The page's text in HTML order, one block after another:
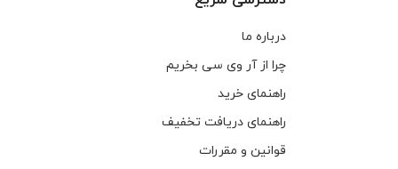
درباره ما
چرا از آر وی سی بخریم
راهنمای خرید
راهنمای دریافت تخفیف
قوانین و مقررات